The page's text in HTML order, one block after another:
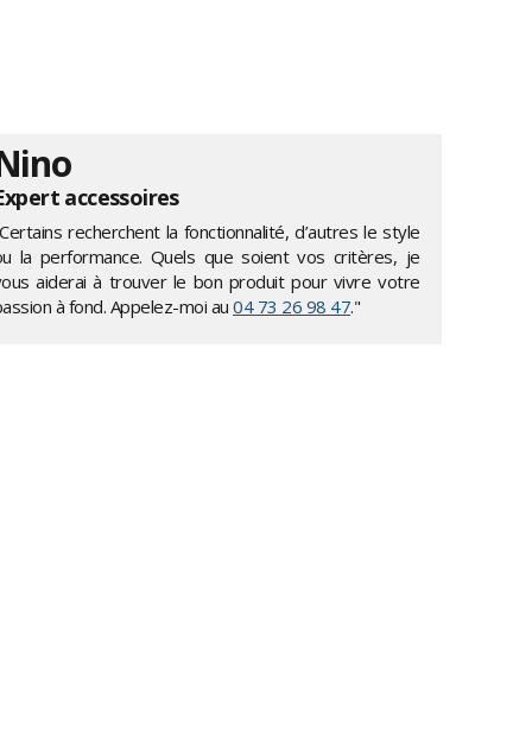
accessoires
recherchent la fonctionnalité, d’autres le style
la performance. Quels que soient vos critères, je
aiderai à trouver le bon produit pour vivre votre
à fond. Appelez-moi au04 73 26 98 47."